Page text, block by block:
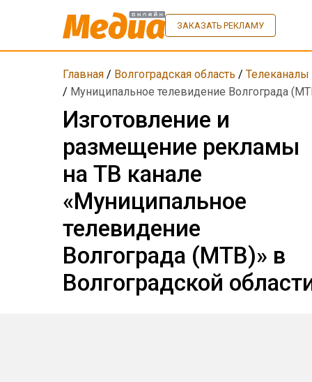
ЗАКАЗАТЬ РЕКЛАМУ
Главная/ Волгоградская область / Телеканалы
/ Муниципальное телевидение Волгограда
Изготовление и
размещение рекламы
на ТВ канале
«Муниципальное
телевидение
Волгограда (МТВ)» в
Волгоградской